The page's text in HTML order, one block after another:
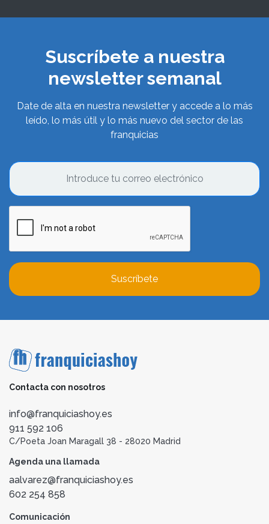
Suscríbete a nuestra
newsletter semanal
Date de alta en nuestra newsletter y accede a lo más
leído, lo más útil y lo más nuevo del sector de las
franquicias
Suscríbete
Contacta con nosotros
info@franquiciashoy.es
911 592 106
C/Poeta Joan Maragall 38 - 28020 Madrid
Agenda una llamada
aalvarez@franquiciashoy.es
602 254 858
Comunicación